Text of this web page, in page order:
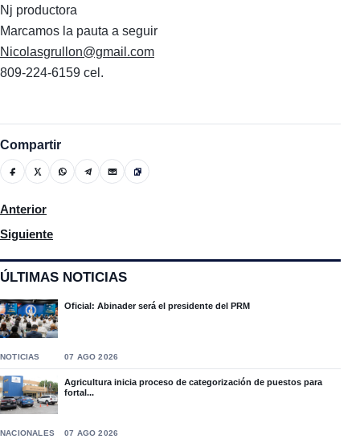
ÚLTIMAS NOTICIAS
Oficial: Abinader será el presidente del PRM
NOTICIAS 07 AGO 2026
Agricultura inicia proceso de categorización de puestos para
fortal...
NACIONALES 07 AGO 2026
Nj productora
Marcamos la pauta a seguir
Nicolasgrullon@gmail.com
809-224-6159 cel.
Compartir
Artículo anterior: Proyecto que busca descontar salario a
Anterior
Artículo siguiente: Pasaportes elimina temporalmente el pago
Siguiente